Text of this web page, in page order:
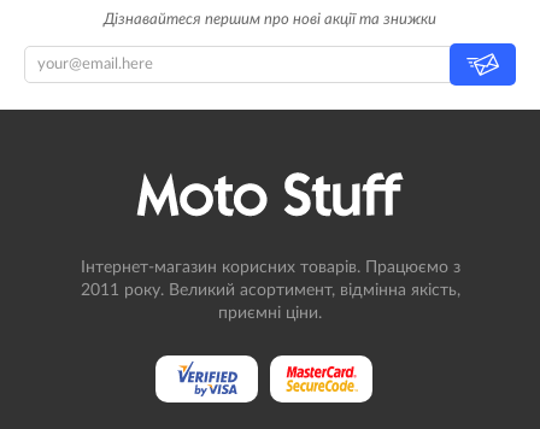
Дізнавайтеся першим про нові акції та знижки
Інтернет-магазин корисних товарів. Працюємо з
2011 року. Великий асортимент, відмінна якість,
приємні ціни.